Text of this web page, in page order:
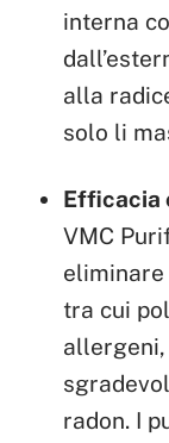
interna
alla
solo li
Efficacia
VMC
eliminare
tra cui
allergeni,
radon. I